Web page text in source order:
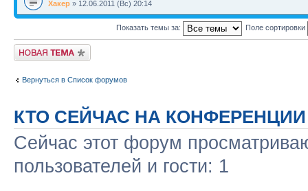
Хакер » 12.06.2011 (Вс) 20:14
Показать темы за: Поле сортировки
Новая тема
Вернуться в Список форумов
КТО СЕЙЧАС НА КОНФЕРЕНЦИИ
Сейчас этот форум
пользователей и гости: 1